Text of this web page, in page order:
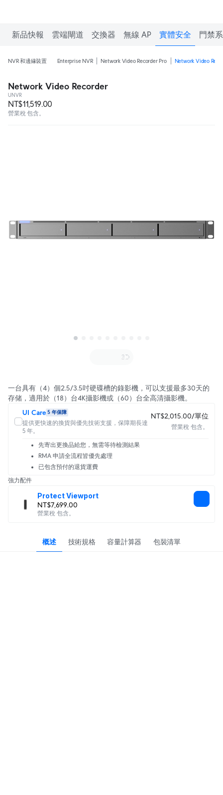
新品快報 雲端閘道 交換器 無線 AP 實體安全 門禁
NVR 和邊緣裝置 Enterprise NVR Network Video Recorder Pro Network Video
Network Video Recorder
UNVR
NT$11,519.00
營業稅 包含。
一台具有（4）個2.5/3.5吋硬碟槽的錄影機，可以支援最多30天的
存储，適用於（18）台4K攝影機或（60）台全高清攝影機。
UI Care 5 年保障
提供更快速的換貨與優先技術支援，保障期長達
5 年。
NT$2,015.00/單位
營業稅 包含。
先寄出更換品給您，無需等待檢測結果
RMA 申請全流程皆優先處理
已包含預付的退貨運費
強力配件
Protect Viewport
NT$7,699.00
營業稅 包含。
概述 技術規格 容量計算器 包裝清單